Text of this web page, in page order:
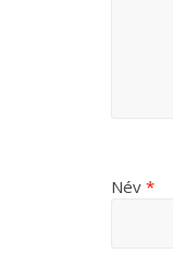
Név *